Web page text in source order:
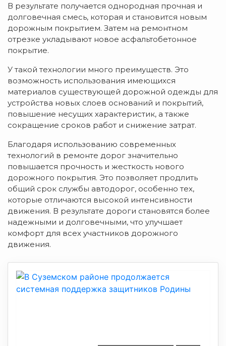
В результате получается однородная прочная и
долговечная смесь, которая и становится новым
дорожным покрытием. Затем на ремонтном
отрезке укладывают новое асфальтобетонное
покрытие.
У такой технологии много преимуществ. Это
возможность использования имеющихся
материалов существующей дорожной одежды для
устройства новых слоев оснований и покрытий,
повышение несущих характеристик, а также
сокращение сроков работ и снижение затрат.
Благодаря использованию современных
технологий в ремонте дорог значительно
повышается прочность и жесткость нового
дорожного покрытия. Это позволяет продлить
общий срок службы автодорог, особенно тех,
которые отличаются высокой интенсивности
движения. В результате дороги становятся более
надежными и долговечными, что улучшает
комфорт для всех участников дорожного
движения.